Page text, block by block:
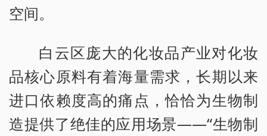
空间。
白云区庞大的化妆品产业对化妆
品核心原料有着海量需求，长期以来
进口依赖度高的痛点，恰恰为生物制
造提供了绝佳的应用场景——“生物制